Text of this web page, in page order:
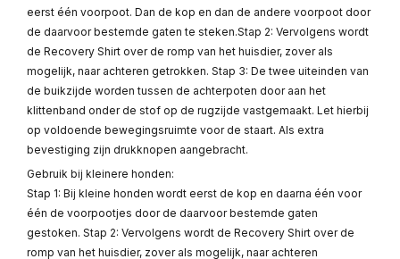
eerst één voorpoot. Dan de kop en dan de andere voorpoot door
de daarvoor bestemde gaten te steken.Stap 2: Vervolgens wordt
de Recovery Shirt over de romp van het huisdier, zover als
mogelijk, naar achteren getrokken. Stap 3: De twee uiteinden van
de buikzijde worden tussen de achterpoten door aan het
klittenband onder de stof op de rugzijde vastgemaakt. Let hierbij
op voldoende bewegingsruimte voor de staart. Als extra
bevestiging zijn drukknopen aangebracht.
Gebruik bij kleinere honden:
Stap 1: Bij kleine honden wordt eerst de kop en daarna één voor
één de voorpootjes door de daarvoor bestemde gaten
gestoken. Stap 2: Vervolgens wordt de Recovery Shirt over de
romp van het huisdier, zover als mogelijk, naar achteren